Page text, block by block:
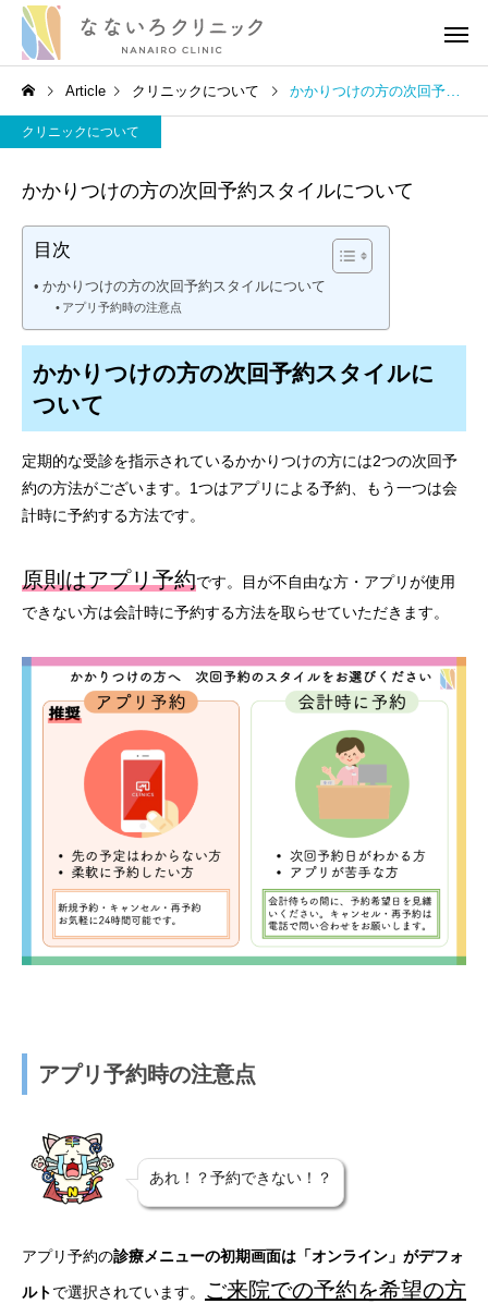
高血圧
［医師解説］生活習慣の修
正でどれだけ血圧が下がる
のか？
高血圧
血圧の薬を飲み続ける
がある？医師の考えを
Article クリニックについて かかりつけの方の次回予約スタイルについて
クリニックについて
かかりつけの方の次回予約スタイルについて
目次
かかりつけの方の次回予約スタイルについて
アプリ予約時の注意点
かかりつけの方の次回予約スタイルに
ついて
定期的な受診を指示されているかかりつけの方には2つの次回予
約の方法がございます。1つはアプリによる予約、もう一つは会
計時に予約する方法です。
原則はアプリ予約です。目が不自由な方・アプリが使用
できない方は会計時に予約する方法を取らせていただきます。
アプリ予約時の注意点
あれ！？予約できない！？
アプリ予約の診療メニューの初期画面は「オンライン」がデフォ
ルトで選択されています。
ご来院での予約を希望の方